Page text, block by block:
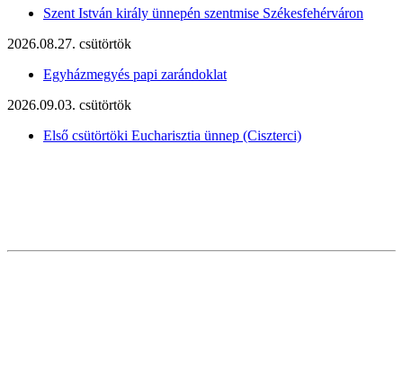
Szent István király ünnepén szentmise Székesfehérváron
2026.08.27. csütörtök
Egyházmegyés papi zarándoklat
2026.09.03. csütörtök
Első csütörtöki Eucharisztia ünnep (Ciszterci)